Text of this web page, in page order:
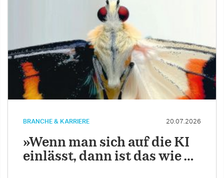
BRANCHE & KARRIERE 20.07.2026
»Wenn man sich auf die KI
einlässt, dann ist das wie …